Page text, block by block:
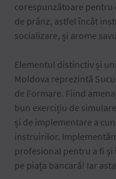
corespunzătoare pentru
de prânz, astfel încât
socializare, și arome
Elementul distinctiv și
Moldova reprezintă
de Formare. Fiind
bun exercițiu de
și de implementare a
instruirilor.
profesional pentru a fi
pe piața bancară! Iar